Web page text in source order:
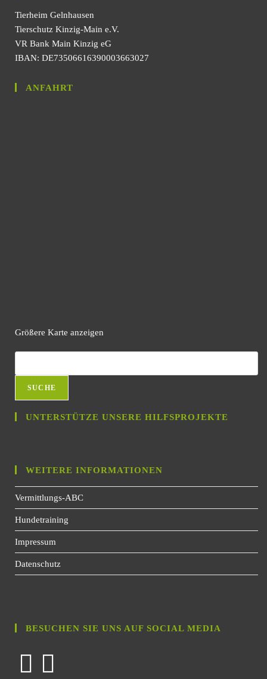
Tierheim Gelnhausen
Tierschutz Kinzig-Main e.V.
VR Bank Main Kinzig eG
IBAN: DE73506616390003663027
ANFAHRT
Größere Karte anzeigen
SUCHE
UNTERSTÜTZE UNSERE HILFSPROJEKTE
WEITERE INFORMATIONEN
Vermittlungs-ABC
Hundetraining
Impressum
Datenschutz
BESUCHEN SIE UNS AUF SOCIAL MEDIA